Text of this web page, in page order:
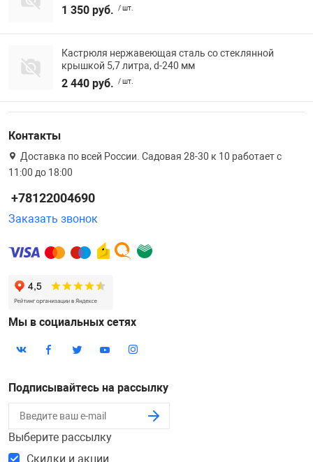
1 350 руб. / шт.
Кастрюля нержавеющая сталь со стеклянной
крышкой 5,7 литра, d-240 мм
2 440 руб. / шт.
Контакты
Доставка по всей России. Садовая 28-30 к 10 работает с
11:00 до 18:00
+78122004690
Заказать звонок
Мы в социальных сетях
Подписывайтесь на рассылку
Выберите рассылку
Скидки и акции